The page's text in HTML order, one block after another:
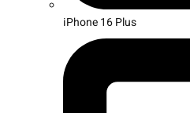
iPhone 16 Plus